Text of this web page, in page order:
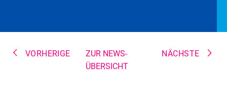
VORHERIGE
ZUR NEWS-
ÜBERSICHT
NÄCHSTE